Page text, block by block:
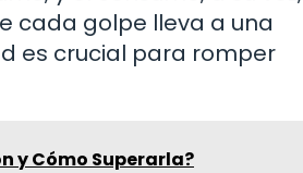
cada golpe lleva a una
es crucial para romper
y Cómo Superarla?